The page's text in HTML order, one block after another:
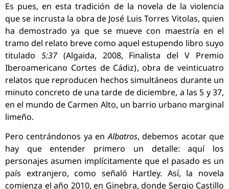
Es pues, en esta tradición de la novela de la violencia
que se incrusta la obra de José Luis Torres Vitolas, quien
ha demostrado ya que se mueve con maestría en el
tramo del relato breve como aquel estupendo libro suyo
titulado 5:37 (Algaida, 2008, Finalista del V Premio
Iberoamericano Cortes de Cádiz), obra de veinticuatro
relatos que reproducen hechos simultáneos durante un
minuto concreto de una tarde de diciembre, a las 5 y 37,
en el mundo de Carmen Alto, un barrio urbano marginal
limeño.
Pero centrándonos ya enAlbatros, debemos acotar que
hay que entender primero un detalle: aquí los
personajes asumen implícitamente que el pasado es un
país extranjero, como señaló Hartley. Así, la novela
comienza el año 2010, en Ginebra, donde Sergio Castillo